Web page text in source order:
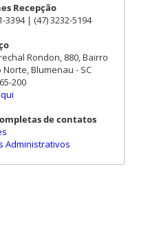
Recepção
3394 | (47) 3232-5194
Rondon, 880, Bairro
Norte, Blumenau - SC
200
de contatos
Administrativos